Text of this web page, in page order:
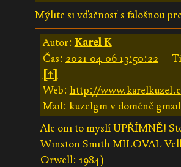
Mýlite si vďačnosť s falošnou
Autor: Karel K
Čas: 2021-04-06 13:50:22
[↑]
Web: http://
Mail: kuzelgm v doméně
Ale oni to myslí UPŘÍMNĚ!
Winston Smith MILOVAL
Orwell: 1984)